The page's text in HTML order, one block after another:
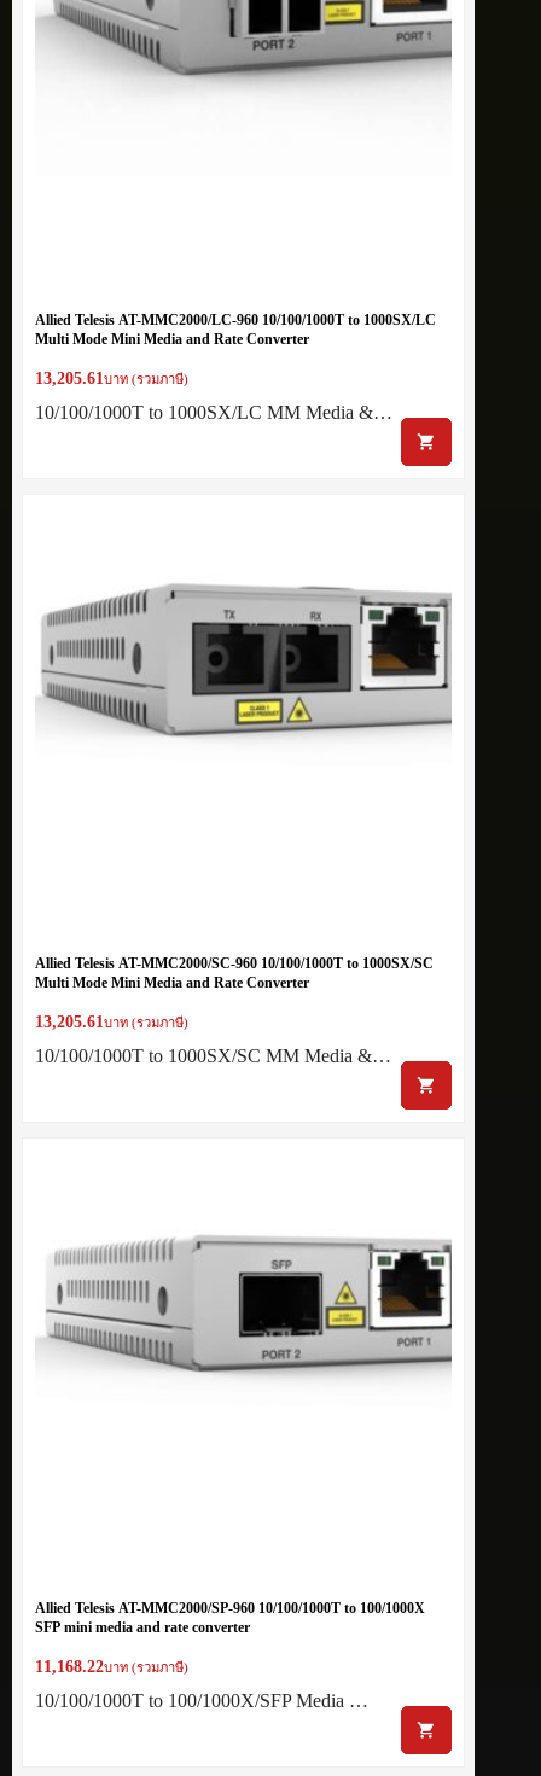
Allied Telesis AT-MMC2000/LC-960 10/100/1000T to 1000SX/LC
Multi Mode Mini Media and Rate Converter
13,205.61บาท (รวมภาษี)
10/100/1000T to 1000SX/LC MM Media &…
Allied Telesis AT-MMC2000/SC-960 10/100/1000T to 1000SX/SC
Multi Mode Mini Media and Rate Converter
13,205.61บาท (รวมภาษี)
10/100/1000T to 1000SX/SC MM Media &…
Allied Telesis AT-MMC2000/SP-960 10/100/1000T to 100/1000X
SFP mini media and rate converter
11,168.22บาท (รวมภาษี)
10/100/1000T to 100/1000X/SFP Media …